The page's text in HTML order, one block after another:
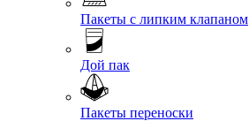
Пакеты с липким клапаном
Дой пак
Пакеты переноски